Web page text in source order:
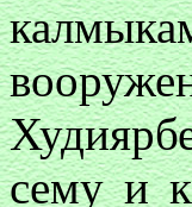
сему и